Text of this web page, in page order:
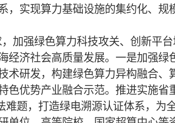
，实现算力基础设施的集约化、规
加强绿色算力科技攻关、创新平
经济社会高质量发展。一是加强绿
术研发，构建绿色算力异构融合、
色优势产业融合示范。推进实施省
题，打造绿电溯源认证体系，为